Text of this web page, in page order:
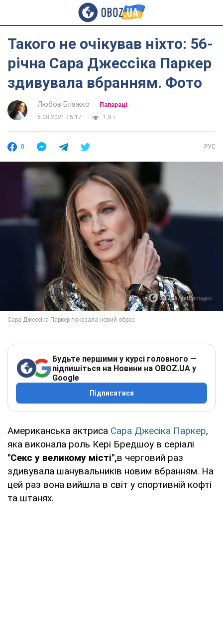
Такого не очікував ніхто: 56-
річна Сара Джессіка Паркер
здивувала вбранням. Фото
Любов Блажко
Папараці
6.08.2021 15:17
1,8 т.
0 РУС
Будьте першими у курсі головного —
підпишіться на Новини на OBOZ.UA у
Google
Підписатися
Американська актриса Сара Джесіка Паркер,
яка виконала роль Кері Бредшоу в серіалі
"Секс у великому місті",в черговий раз
здивувала шанувальників новим вбранням. На
цей раз вона вийшла в світ у спортивній кофті
та штанях.